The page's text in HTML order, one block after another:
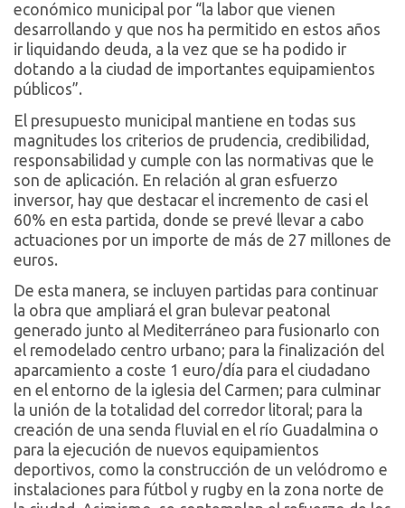
económico municipal por “la labor que vienen
desarrollando y que nos ha permitido en estos años
ir liquidando deuda, a la vez que se ha podido ir
dotando a la ciudad de importantes equipamientos
públicos”.
El presupuesto municipal mantiene en todas sus
magnitudes los criterios de prudencia, credibilidad,
responsabilidad y cumple con las normativas que le
son de aplicación. En relación al gran esfuerzo
inversor, hay que destacar el incremento de casi el
60% en esta partida, donde se prevé llevar a cabo
actuaciones por un importe de más de 27 millones de
euros.
De esta manera, se incluyen partidas para continuar
la obra que ampliará el gran bulevar peatonal
generado junto al Mediterráneo para fusionarlo con
el remodelado centro urbano; para la finalización del
aparcamiento a coste 1 euro/día para el ciudadano
en el entorno de la iglesia del Carmen; para culminar
la unión de la totalidad del corredor litoral; para la
creación de una senda fluvial en el río Guadalmina o
para la ejecución de nuevos equipamientos
deportivos, como la construcción de un velódromo e
instalaciones para fútbol y rugby en la zona norte de